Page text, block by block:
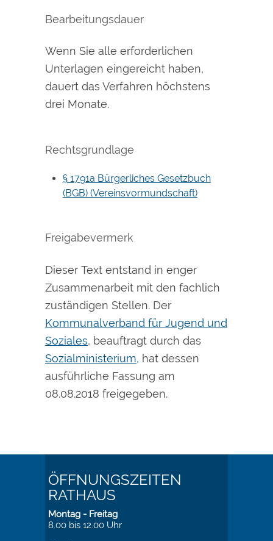
Bearbeitungsdauer
Wenn Sie alle erforderlichen
Unterlagen eingereicht haben,
dauert das Verfahren höchstens
drei Monate.
Rechtsgrundlage
§ 1791a Bürgerliches Gesetzbuch
(BGB) (Vereinsvormundschaft)
Freigabevermerk
Dieser Text entstand in enger
Zusammenarbeit mit den fachlich
zuständigen Stellen. Der
Kommunalverband für Jugend und
Soziales, beauftragt durch das
Sozialministerium, hat dessen
ausführliche Fassung am
08.08.2018 freigegeben.
ÖFFNUNGSZEITEN
RATHAUS
Montag - Freitag
8.00 bis 12.00 Uhr